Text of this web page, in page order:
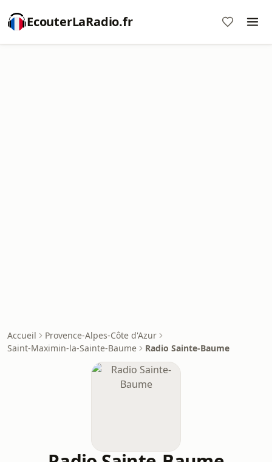
EcouterLaRadio.fr
Accueil
Provence-Alpes-Côte d'Azur
Saint-Maximin-la-Sainte-Baume
Radio Sainte-Baume